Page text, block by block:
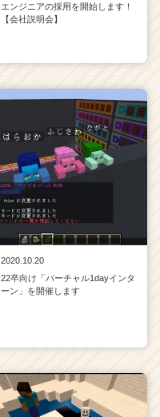
エンジニアの採用を開始します！
【会社説明会】
2020.10.20
22卒向け「バーチャル1dayインタ
ーン」を開催します